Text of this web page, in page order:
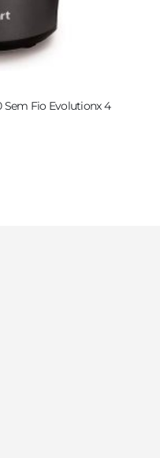
Sem Fio Evolutionx 4